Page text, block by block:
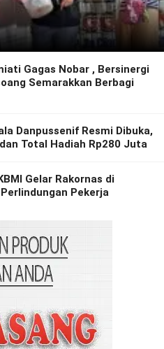
Gagas Nobar , Bersinergi
Semarakkan Berbagi
Danpussenif Resmi Dibuka,
Total Hadiah Rp280 Juta
Gelar Rakornas di
Pekerja